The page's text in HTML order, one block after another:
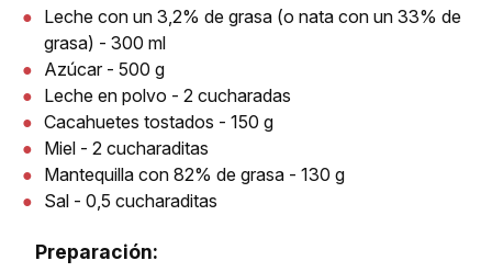
Leche con un 3,2% de grasa (o nata con un 33% de
grasa) - 300 ml
Azúcar - 500 g
Leche en polvo - 2 cucharadas
Cacahuetes tostados - 150 g
Miel - 2 cucharaditas
Mantequilla con 82% de grasa - 130 g
Sal - 0,5 cucharaditas
Preparación: